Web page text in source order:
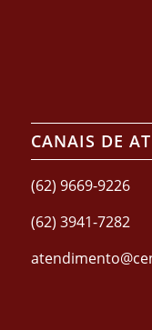
CANAIS DE
(62) 9669-9226
(62) 3941-7282